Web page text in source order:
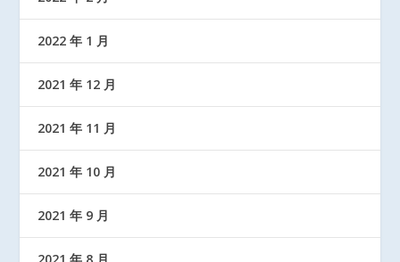
2022 年 1 月
2021 年 12 月
2021 年 11 月
2021 年 10 月
2021 年 9 月
2021 年 8 月